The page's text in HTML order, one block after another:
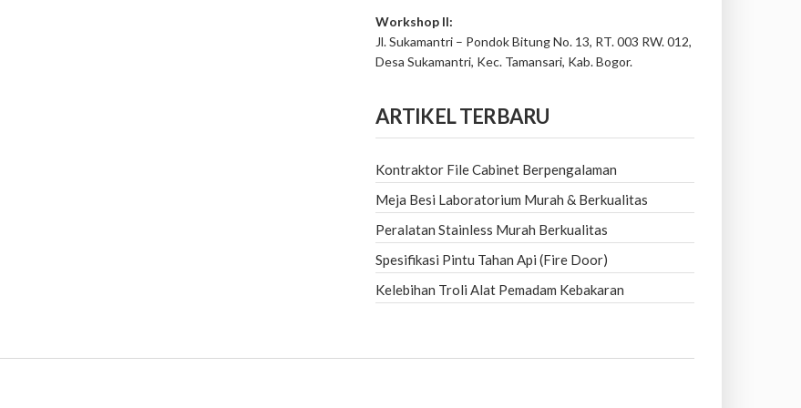
Workshop II:
Jl. Sukamantri – Pondok Bitung No. 13, RT. 003 RW. 012,
Desa Sukamantri, Kec. Tamansari, Kab. Bogor.
ARTIKEL TERBARU
Kontraktor File Cabinet Berpengalaman
Meja Besi Laboratorium Murah & Berkualitas
Peralatan Stainless Murah Berkualitas
Spesifikasi Pintu Tahan Api (Fire Door)
Kelebihan Troli Alat Pemadam Kebakaran